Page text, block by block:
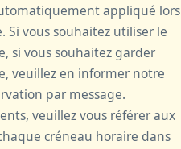
appliqué lors
Si vous souhaitez utiliser le
si vous souhaitez garder
veuillez en informer notre
par message.
veuillez vous référer aux
créneau horaire dans